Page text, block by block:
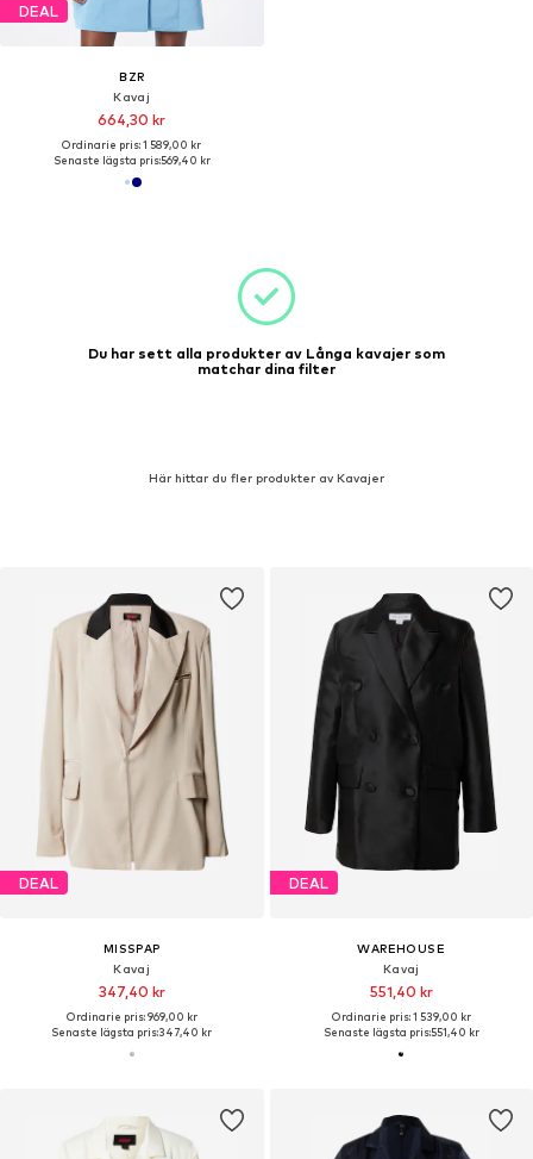
DEAL
BZR
Kavaj
664,30 kr
Ordinarie pris: 1 589,00 kr
Senaste lägsta pris:569,40 kr
Du har sett alla produkter av Långa kavajer som
matchar dina filter
Här hittar du fler produkter av Kavajer
DEAL
MISSPAP
Kavaj
347,40 kr
Ordinarie pris: 969,00 kr
Senaste lägsta pris:347,40 kr
DEAL
WAREHOUSE
Kavaj
551,40 kr
Ordinarie pris: 1 539,00 kr
Senaste lägsta pris:551,40 kr